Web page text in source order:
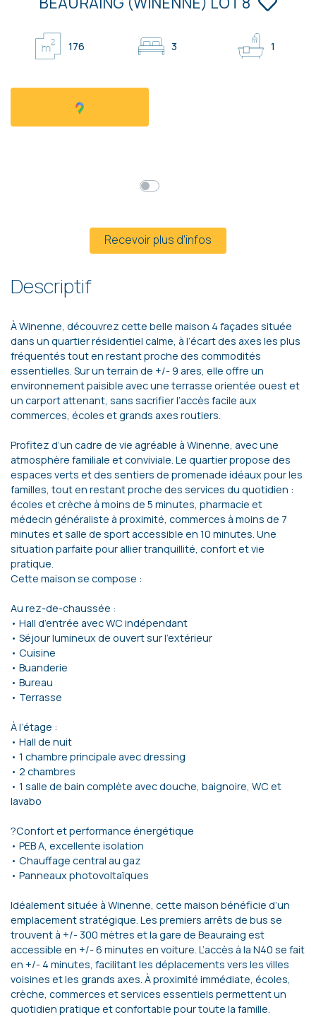
176 3 1
Recevoir plus d’infos
Descriptif
À Winenne, découvrez cette belle maison 4 façades située
dans un quartier résidentiel calme, à l’écart des axes les plus
fréquentés tout en restant proche des commodités
essentielles. Sur un terrain de +/- 9 ares, elle offre un
environnement paisible avec une terrasse orientée ouest et
un carport attenant, sans sacrifier l’accès facile aux
commerces, écoles et grands axes routiers.
Profitez d’un cadre de vie agréable à Winenne, avec une
atmosphère familiale et conviviale. Le quartier propose des
espaces verts et des sentiers de promenade idéaux pour les
familles, tout en restant proche des services du quotidien :
écoles et crèche à moins de 5 minutes, pharmacie et
médecin généraliste à proximité, commerces à moins de 7
minutes et salle de sport accessible en 10 minutes. Une
situation parfaite pour allier tranquillité, confort et vie
pratique.
Cette maison se compose :
Au rez-de-chaussée :
• Hall d’entrée avec WC indépendant
• Séjour lumineux de ouvert sur l’extérieur
• Cuisine
• Buanderie
• Bureau
• Terrasse
À l’étage :
• Hall de nuit
• 1 chambre principale avec dressing
• 2 chambres
• 1 salle de bain complète avec douche, baignoire, WC et
lavabo
?Confort et performance énergétique
• PEB A, excellente isolation
• Chauffage central au gaz
• Panneaux photovoltaïques
Idéalement située à Winenne, cette maison bénéficie d’un
emplacement stratégique. Les premiers arrêts de bus se
trouvent à +/- 300 mètres et la gare de Beauraing est
accessible en +/- 6 minutes en voiture. L’accès à la N40 se fait
en +/- 4 minutes, facilitant les déplacements vers les villes
voisines et les grands axes. À proximité immédiate, écoles,
crèche, commerces et services essentiels permettent un
quotidien pratique et confortable pour toute la famille.